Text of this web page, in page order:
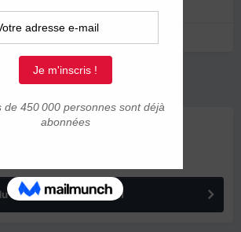
regarde cette page.
forum IMMIGRER.COM